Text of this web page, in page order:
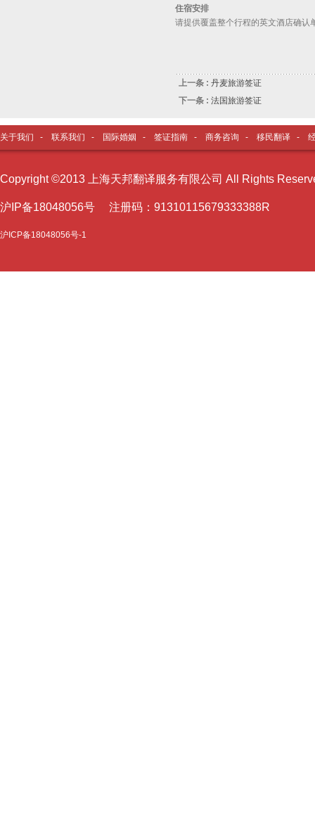
住宿安排
请提供覆盖整个行程的英文酒店确认
上一条 : 丹麦旅游签证
下一条 : 法国旅游签证
关于我们 - 联系我们 - 国际婚姻 - 签证指南 - 商务咨询 - 移民翻译 -
Copyright ©2013 上海天邦翻译服务有限公司 All Rights
沪I P备18048056号 注册码：91310115679333388R
沪ICP备18048056号-1